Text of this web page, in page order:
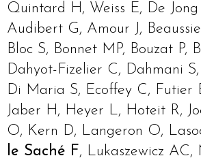
Quintard H, Weiss E, De
Audibert G, Amour J,
Bloc S, Bonnet MP, Bouzat P,
Dahyot-Fizelier C, Dahmani
Di Maria S, Ecoffey C, Futier
Jaber H, Heyer L, Hoteit R,
O, Kern D, Langeron O,
le Saché F, Lukaszewicz AC,